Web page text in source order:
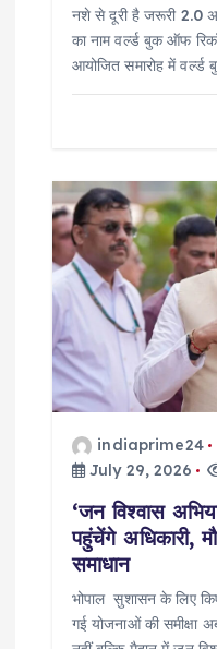
नशे से दूरी है जरूरी 2.0
का नाम वर्ल्ड बुक ऑफ
आयोजित समारोह में
indiaprime24
July 29, 2026
‘जन विश्वास
पहुंचेंगे अधिकारी,
समाधान
भोपाल सुशासन के लिए
गई योजनाओं की समीक्षा